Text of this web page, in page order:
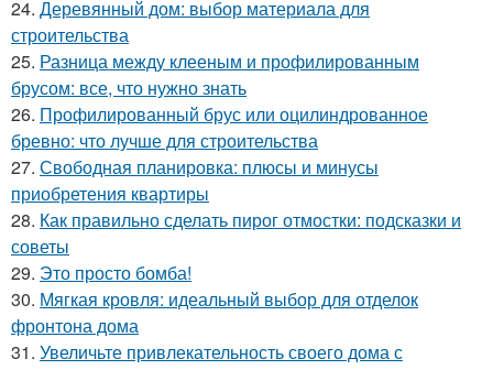
24. Деревянный дом: выбор материала для
строительства
25. Разница между клееным и профилированным
брусом: все, что нужно знать
26. Профилированный брус или оцилиндрованное
бревно: что лучше для строительства
27. Свободная планировка: плюсы и минусы
приобретения квартиры
28. Как правильно сделать пирог отмостки: подсказки и
советы
29. Это просто бомба!
30. Мягкая кровля: идеальный выбор для отделок
фронтона дома
31. Увеличьте привлекательность своего дома с